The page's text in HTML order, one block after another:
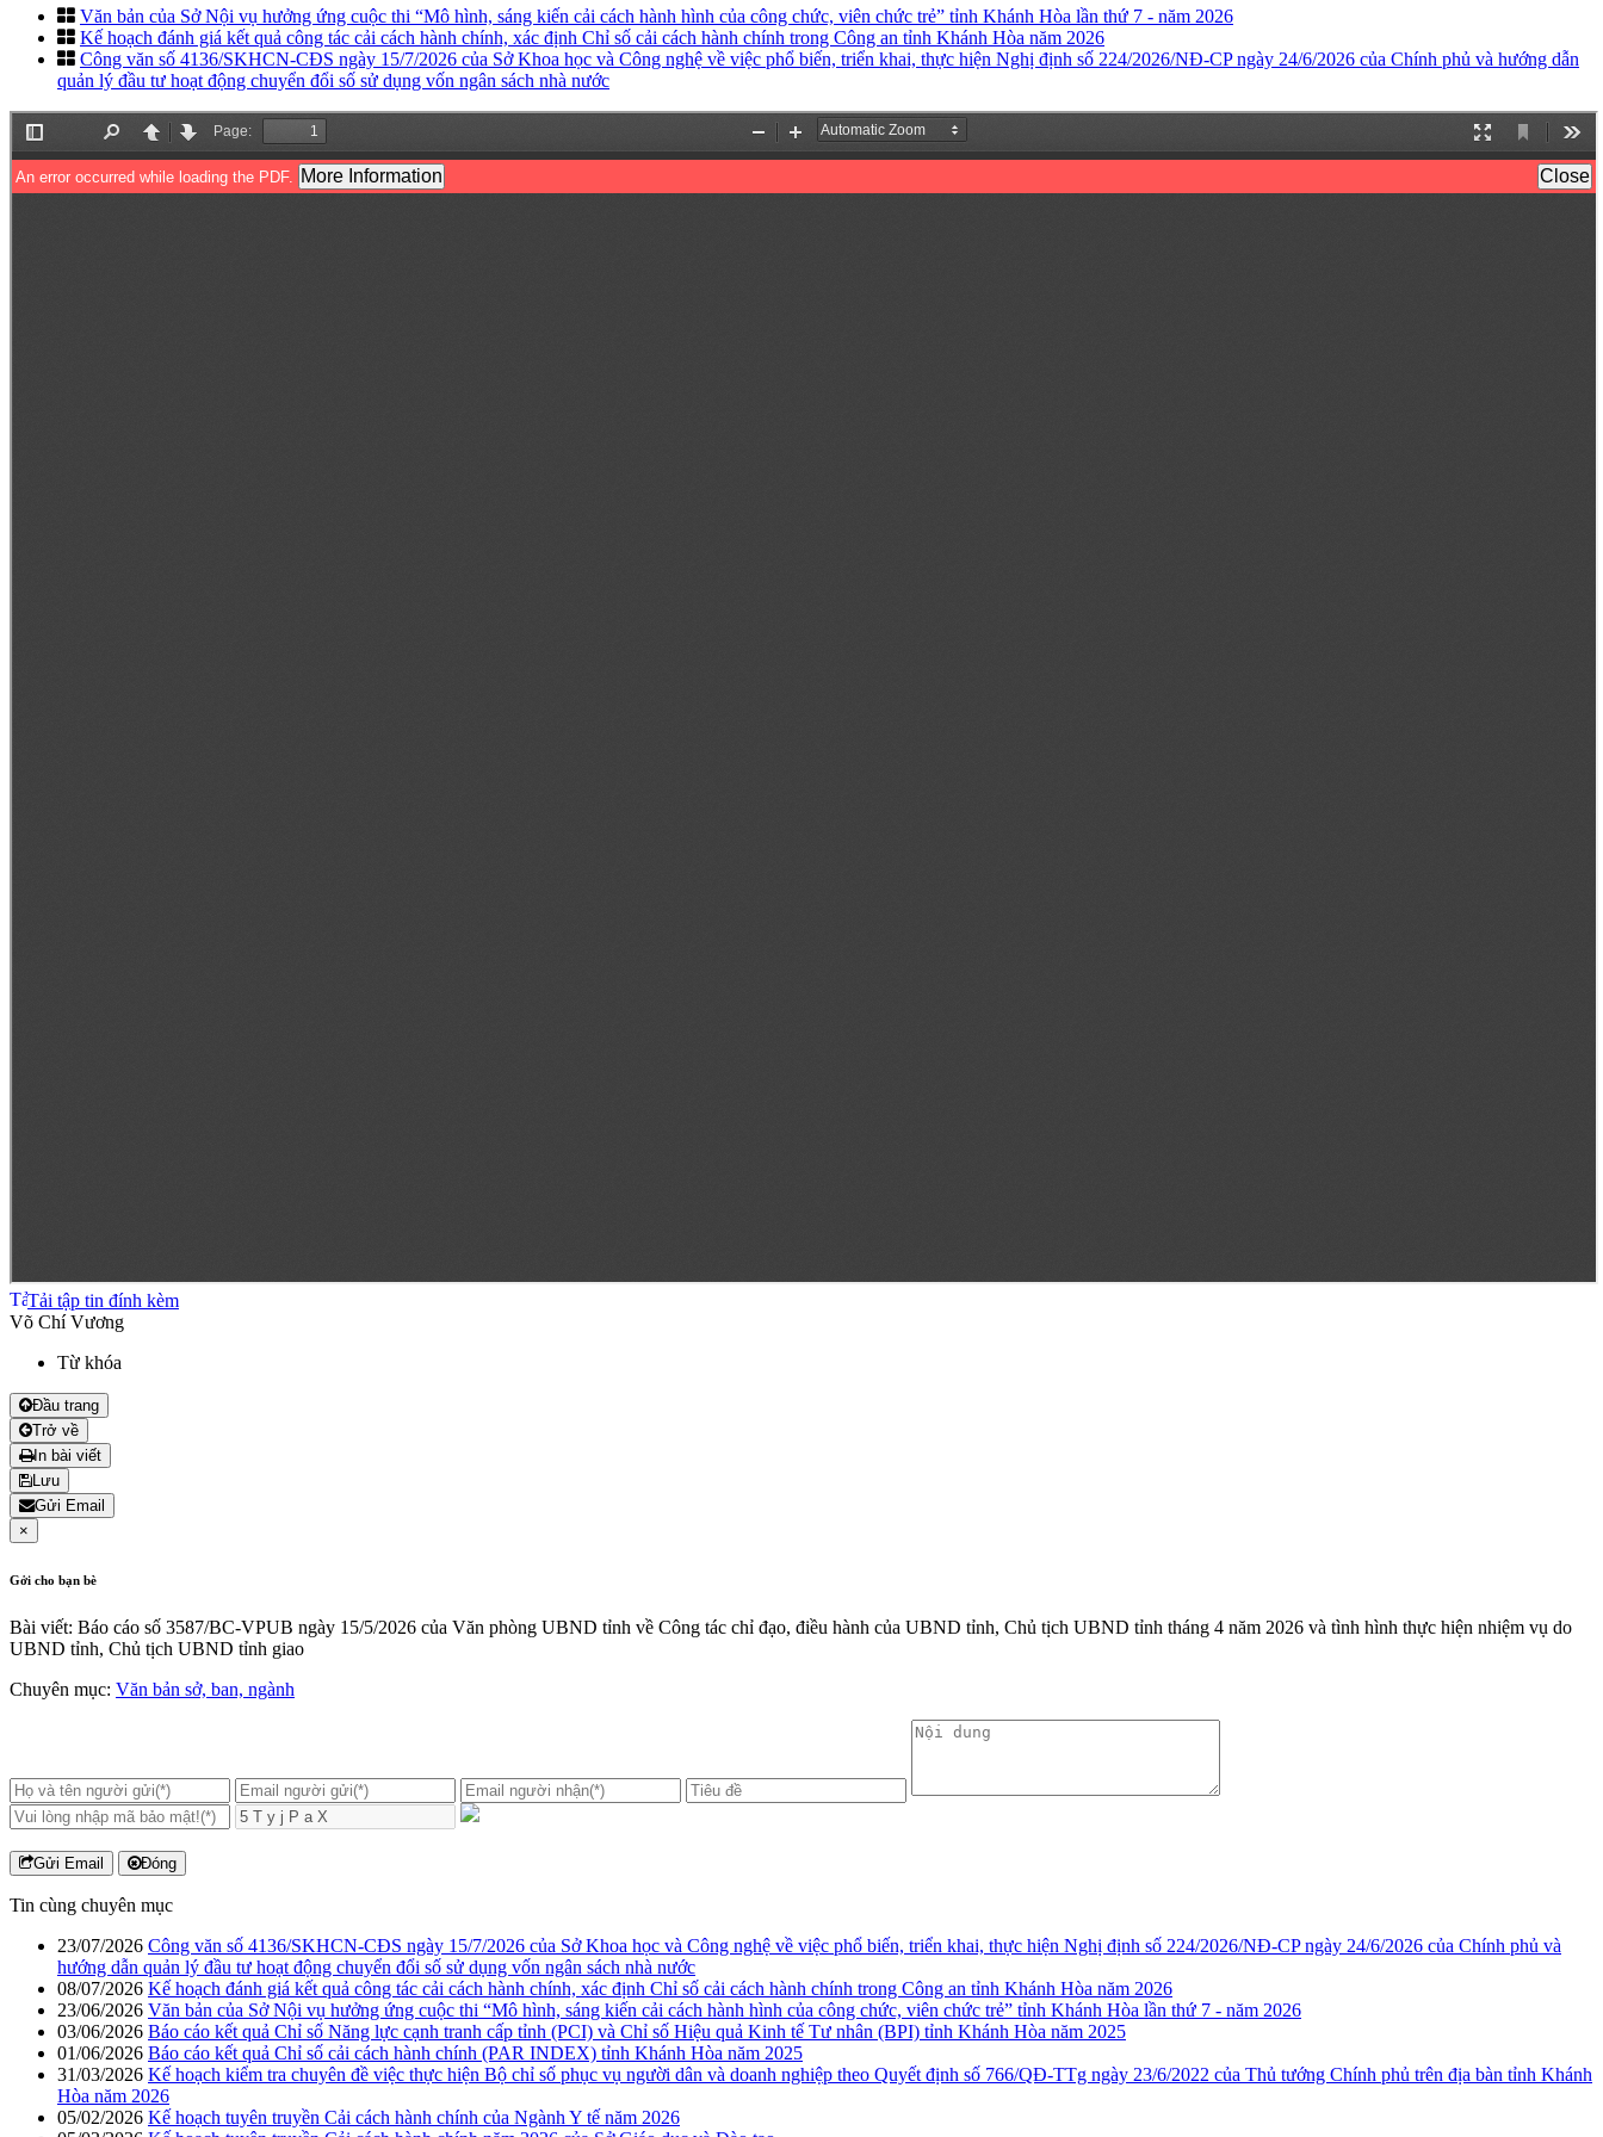
Văn bản của Sở Nội vụ hưởng ứng cuộc thi “Mô hình, sáng kiến cải cách hành hình của công chức, viên chức trẻ” tỉnh Khánh Hòa lần thứ 7 - năm 2026
Kế hoạch đánh giá kết quả công tác cải cách hành chính, xác định Chỉ số cải cách hành chính trong Công an tỉnh Khánh Hòa năm 2026
Công văn số 4136/SKHCN-CĐS ngày 15/7/2026 của Sở Khoa học và Công nghệ về việc phổ biến, triển khai, thực hiện Nghị định số 224/2026/NĐ-CP ngày 24/6/2026 của Chính phủ và hướng dẫn
quản lý đầu tư hoạt động chuyển đổi số sử dụng vốn ngân sách nhà nước
Tải tập tin đính kèm
Võ Chí Vương
Từ khóa
Đầu trang
Trở về
In bài viết
Lưu
Gửi Email
×
Gởi cho bạn bè
Bài viết: Báo cáo số 3587/BC-VPUB ngày 15/5/2026 của Văn phòng UBND tỉnh về Công tác chỉ đạo, điều hành của UBND tỉnh, Chủ tịch UBND tỉnh tháng 4 năm 2026 và tình hình thực hiện nhiệm vụ do
UBND tỉnh, Chủ tịch UBND tỉnh giao
Chuyên mục: Văn bản sở, ban, ngành
Gửi Email Đóng
Tin cùng chuyên mục
23/07/2026 Công văn số 4136/SKHCN-CĐS ngày 15/7/2026 của Sở Khoa học và Công nghệ về việc phổ biến, triển khai, thực hiện Nghị định số 224/2026/NĐ-CP ngày 24/6/2026 của Chính phủ và
hướng dẫn quản lý đầu tư hoạt động chuyển đổi số sử dụng vốn ngân sách nhà nước
08/07/2026 Kế hoạch đánh giá kết quả công tác cải cách hành chính, xác định Chỉ số cải cách hành chính trong Công an tỉnh Khánh Hòa năm 2026
23/06/2026 Văn bản của Sở Nội vụ hưởng ứng cuộc thi “Mô hình, sáng kiến cải cách hành hình của công chức, viên chức trẻ” tỉnh Khánh Hòa lần thứ 7 - năm 2026
03/06/2026 Báo cáo kết quả Chỉ số Năng lực cạnh tranh cấp tỉnh (PCI) và Chỉ số Hiệu quả Kinh tế Tư nhân (BPI) tỉnh Khánh Hòa năm 2025
01/06/2026 Báo cáo kết quả Chỉ số cải cách hành chính (PAR INDEX) tỉnh Khánh Hòa năm 2025
31/03/2026 Kế hoạch kiểm tra chuyên đề việc thực hiện Bộ chỉ số phục vụ người dân và doanh nghiệp theo Quyết định số 766/QĐ-TTg ngày 23/6/2022 của Thủ tướng Chính phủ trên địa bàn tỉnh Khánh
Hòa năm 2026
05/02/2026 Kế hoạch tuyên truyền Cải cách hành chính của Ngành Y tế năm 2026